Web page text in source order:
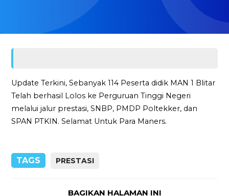
Update Terkini, Sebanyak 114 Peserta didik MAN 1 Blitar
Telah berhasil Lolos ke Perguruan Tinggi Negeri
melalui jalur prestasi, SNBP, PMDP Poltekker, dan
SPAN PTKIN. Selamat Untuk Para Maners.
TAGS PRESTASI
BAGIKAN HALAMAN INI